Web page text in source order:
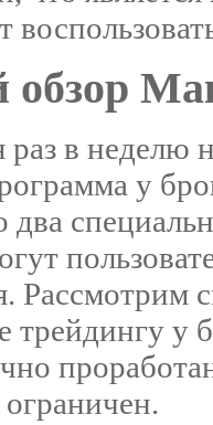
раз в неделю
у
два
Рассмотрим
у